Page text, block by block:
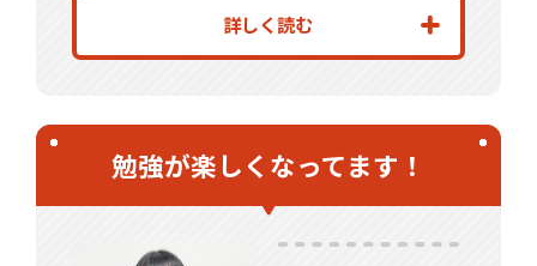
詳しく読む
勉強が楽しくなってます！